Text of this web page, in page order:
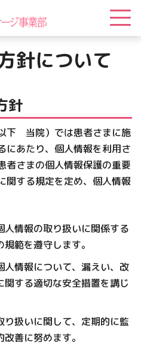
針について
針
下 当院）では患者さまに施
にあたり、個人情報を利用さ
者さまの個人情報保護の重要
関する規定を定め、個人情報
人情報の取り扱いに関係する
範を遵守します。
人情報について、漏えい、改
関する適切な安全措置を講じ
り扱いに関して、定期的に監
善に努めます。